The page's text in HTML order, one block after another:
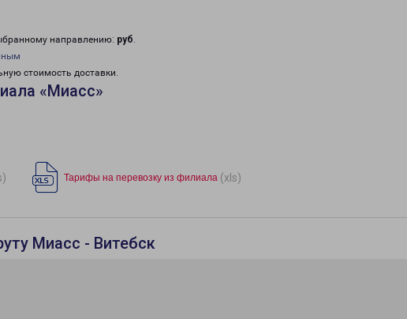
направлению: руб.
стоимость доставки.
«Миасс»
Тарифы на перевозку из филиала (xls)
Миасс - Витебск